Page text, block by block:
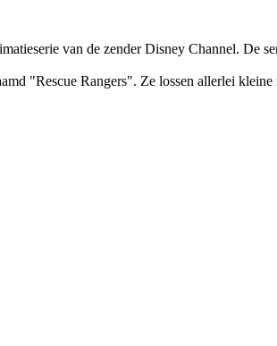
van de zender Disney Channel. De
"Rescue Rangers". Ze lossen allerlei kleine